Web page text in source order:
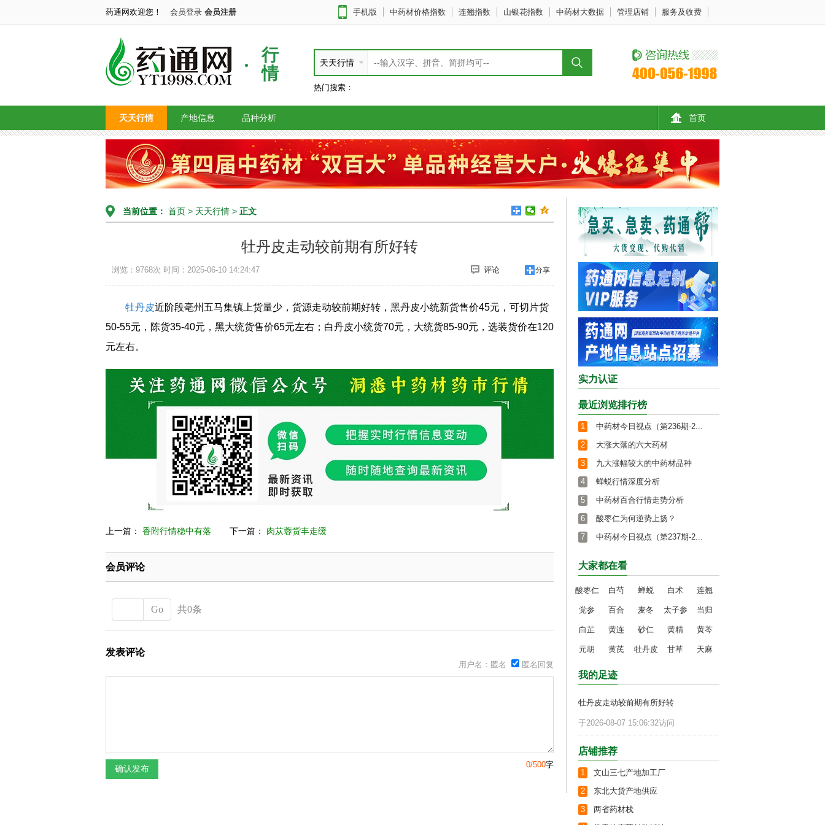
药通网欢迎您！ 会员登录 会员注册 手机版 中药材价格指数 连翘指数 山银花指数 中药材大数据 管理店铺 服务及收费
行
情
天天行情
热门搜索：
首页
天天行情 产地信息 品种分析
当前位置： 首页 > 天天行情 > 正文
牡丹皮走动较前期有所好转
浏览：9768次 时间：2025-06-10 14:24:47 评论 分享
牡丹皮近阶段亳州五马集镇上货量少，货源走动较前期好转，黑丹皮小统新货售价45元，可切片货
50-55元，陈货35-40元，黑大统货售价65元左右；白丹皮小统货70元，大统货85-90元，选装货价在120
元左右。
上一篇： 香附行情稳中有落 下一篇： 肉苁蓉货丰走缓
会员评论
Go 共0条
发表评论
用户名：匿名 匿名回复
0/500字
实力认证
最近浏览排行榜
1
中药材今日视点（第236期-2...
2
大涨大落的六大药材
3
九大涨幅较大的中药材品种
4
蝉蜕行情深度分析
5
中药材百合行情走势分析
6
酸枣仁为何逆势上扬？
7
中药材今日视点（第237期-2...
大家都在看
酸枣仁 白芍 蝉蜕 白术 连翘
党参 百合 麦冬 太子参 当归
白芷 黄连 砂仁 黄精 黄芩
元胡 黄芪 牡丹皮 甘草 天麻
我的足迹
牡丹皮走动较前期有所好转
于2026-08-07 15:06:32访问
店铺推荐
1
文山三七产地加工厂
2
东北大货产地供应
3
两省药材栈